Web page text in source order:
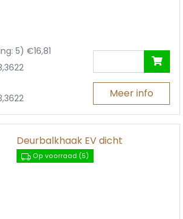
5) €16,81
Meer info
Deurbalkhaak EV dicht
Op voorraad (5)